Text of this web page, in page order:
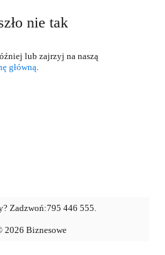
nie tak
główną.
Zadzwoń:795 446 555.
2026 Biznesowe